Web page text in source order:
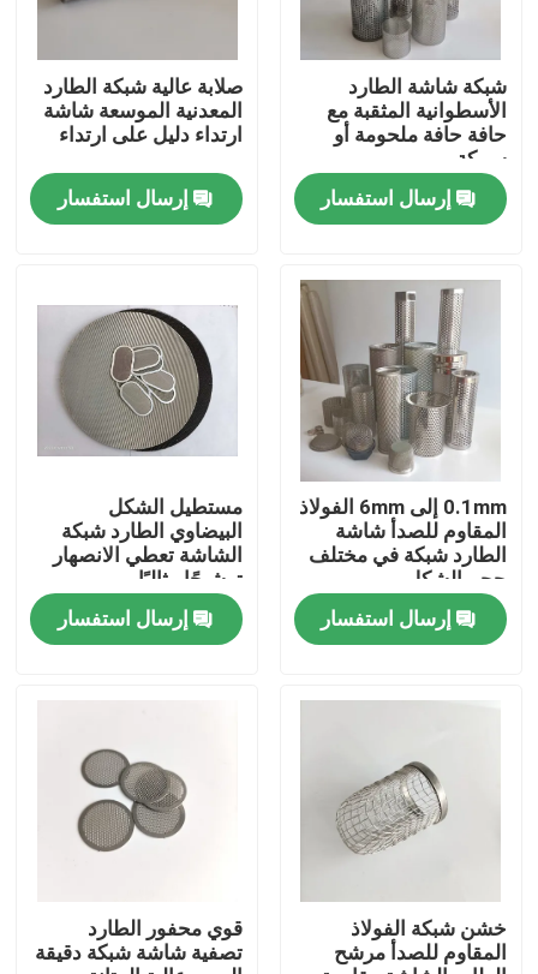
مسكن
منتجات
معلومات عنا
جولة في المعمل
مراقبة الجودة
شبكة منسوجة من الفولاذ المقاوم للصدأ
شبكة نافذة الفولاذ المقاوم للصدأ
شبكة شاشة الطارد
الأسطوانية المثقبة مع
حافة حافة ملحومة أو
سبيكة
إرسال استفسار
صلابة عالية شبكة الطارد
المعدنية الموسعة شاشة
ارتداء دليل على ارتداء
إرسال استفسار
0.1mm إلى 6mm الفولاذ
المقاوم للصدأ شاشة
الطارد شبكة في مختلف
حجم الشكل
إرسال استفسار
مستطيل الشكل
البيضاوي الطارد شبكة
الشاشة تعطي الانصهار
ترشيحًا مثاليًا
إرسال استفسار
خشن شبكة الفولاذ
المقاوم للصدأ مرشح
قوي محفور الطارد
تصفية شاشة شبكة دقيقة